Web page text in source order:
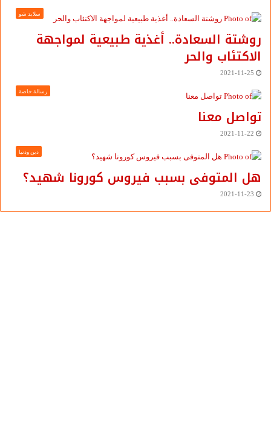
سلايد شو
روشتة السعادة.. أغذية طبيعية لمواجهة
الاكتئاب والحر
2021-11-25
رسالة خاصة
تواصل معنا
2021-11-22
دين ودنيا
هل المتوفى بسبب فيروس كورونا شهيد؟
2021-11-23